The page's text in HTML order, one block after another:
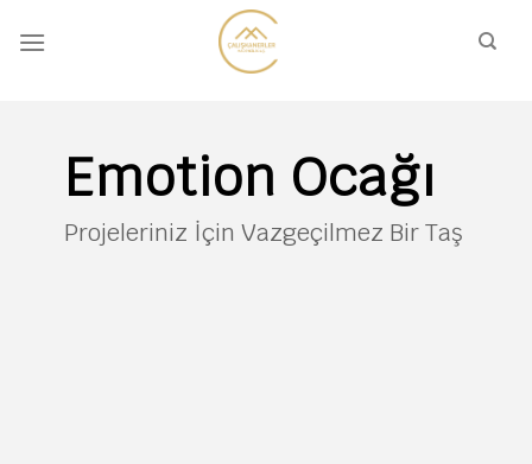
atla
Emotion Ocağı
Projeleriniz İçin Vazgeçilmez Bir Taş